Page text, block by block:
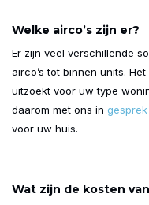
Welke airco’s zijn er?
Er zijn veel verschillende
airco’s tot binnen units.
uitzoekt voor uw type
daarom met ons in gesprek
voor uw huis.
Wat zijn de kosten